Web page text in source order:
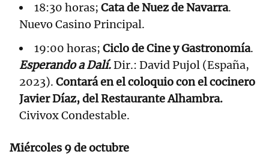
18:30 horas; Cata de Nuez de Navarra.
Nuevo Casino Principal.
19:00 horas; Ciclo de Cine y Gastronomía.
Esperando a Dalí.Dir.: David Pujol (España,
2023). Contará en el coloquio con el cocinero
Javier Díaz, del Restaurante Alhambra.
Civivox Condestable.
Miércoles 9 de octubre